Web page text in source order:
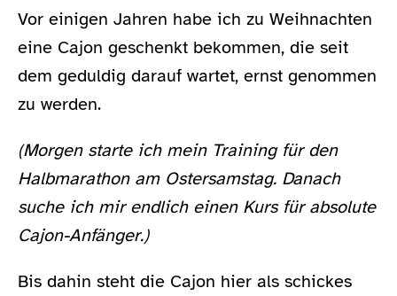
Vor einigen Jahren habe ich zu Weihnachten
eine Cajon geschenkt bekommen, die seit
dem geduldig darauf wartet, ernst genommen
zu werden.
(Morgen starte ich mein Training für den
Halbmarathon am Ostersamstag. Danach
suche ich mir endlich einen Kurs für absolute
Cajon-Anfänger.)
Bis dahin steht die Cajon hier als schickes